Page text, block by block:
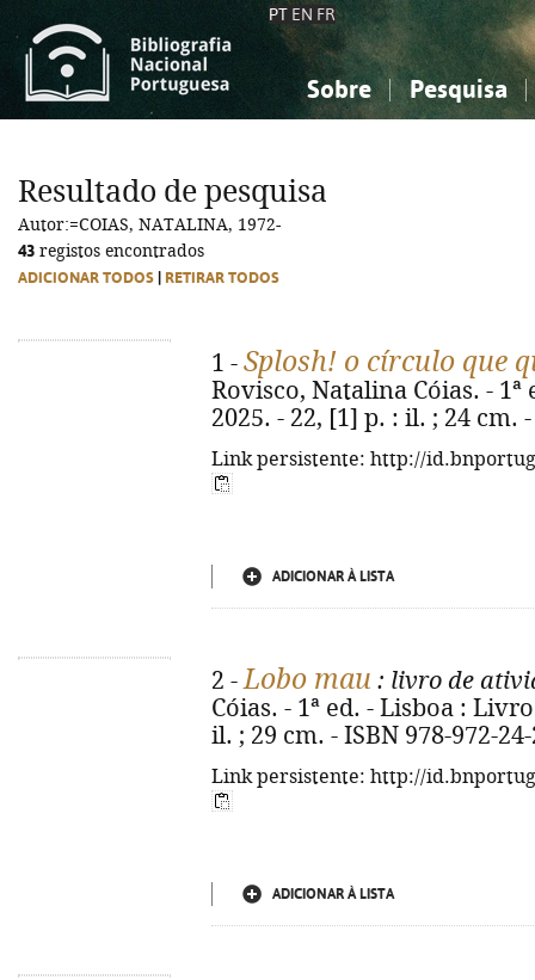
PT EN FR
Sobre Pesquisa
Ciências sociais...
Ciências sociais...
Resultado de pesquisa
Autor:=COIAS, NATALINA, 1972-
43 registos encontrados
ADICIONAR TODOS RETIRAR TODOS
1 - Splosh! o círculo que
Rovisco, Natalina Cóias. -
2025. - 22, [1] p. : il. ; 24 cm.
Link persistente: http://
ADICIONAR À LISTA
2 -Lobo mau : livro de
Cóias. - 1ª ed. - Lisboa :
il. ; 29 cm. - ISBN 978-972-
Link persistente: http://
ADICIONAR À LISTA